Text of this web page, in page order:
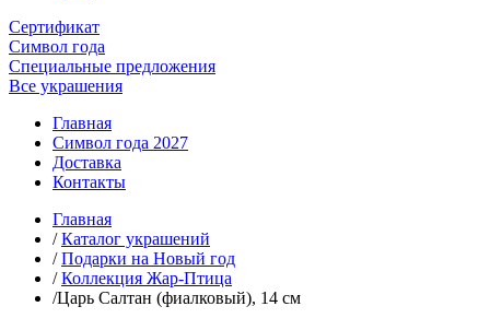
Сертификат
Символ года
Специальные предложения
Все украшения
Главная
Символ года 2027
Доставка
Контакты
Главная
/Каталог украшений
/Подарки на Новый год
/Коллекция Жар-Птица
/Царь Салтан (фиалковый), 14 см